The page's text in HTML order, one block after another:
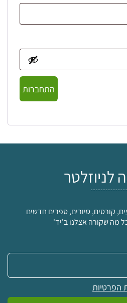
התחברות
לניוזלטר
קורסים, סיורים, ספרים חדשים
מה שקורה אצלנו ב'יד'
הפרטיות